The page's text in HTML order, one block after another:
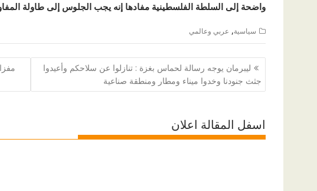
واضحة إلى السلطة الفلسطينية مفادها إنه يجب الجلوس إلى طاولة
سياسية, عربي وعالمي
تصفّح
المقالات
ليبرمان يوجه رسالة لحماس بغزة : تنازلوا عن سلاحكم وأعيدوا
جثث جنودنا وخدوا ميناء ومطار ومنطقة صناعية
اسفل المقالة اعلان